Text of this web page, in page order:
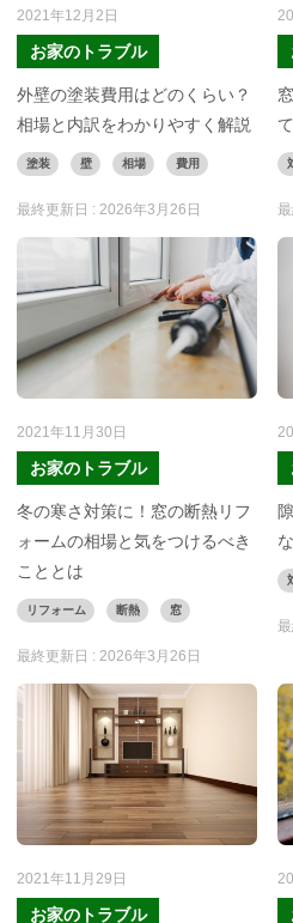
2021年12月2日
お家のトラブル
外壁の塗装費用はどのくらい？
相場と内訳をわかりやすく解説
塗装 壁 相場 費用
最終更新日 : 2026年3月26日
2021年11月30日
お家のトラブル
冬の寒さ対策に！窓の断熱リフ
ォームの相場と気をつけるべき
こととは
リフォーム 断熱 窓
最終更新日 : 2026年3月26日
2021年11月29日
お家のトラブル